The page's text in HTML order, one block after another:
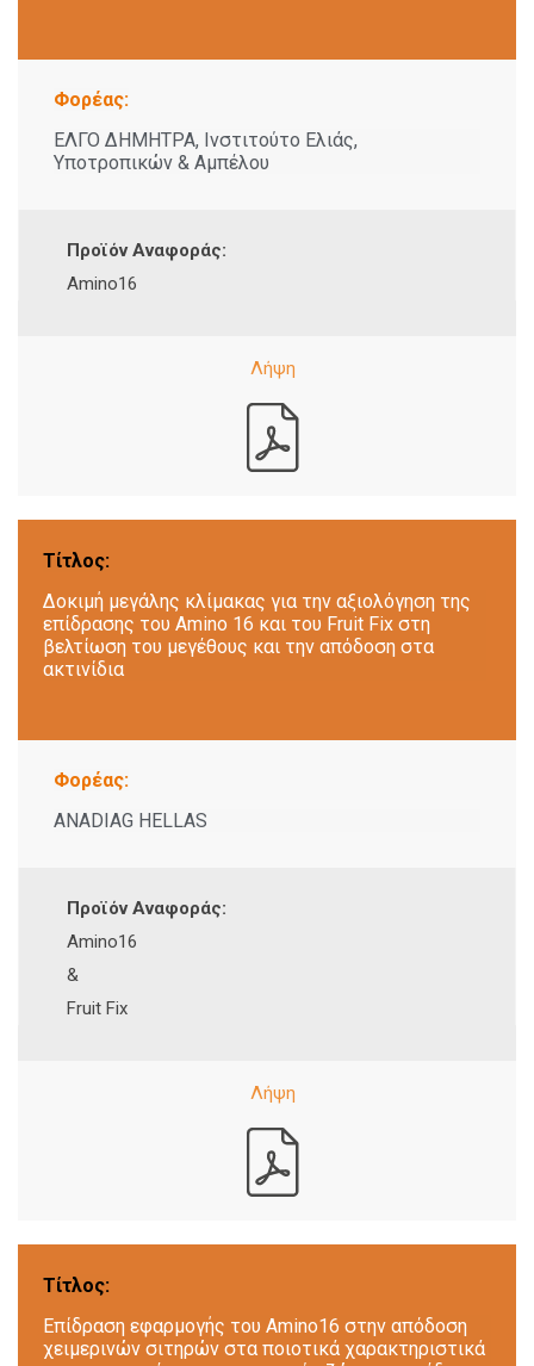
Φορέας:
ΕΛΓΟ ΔΗΜΗΤΡΑ, Ινστιτούτο Ελιάς,
Υποτροπικών & Αμπέλου
Προϊόν Αναφοράς:
Amino16
Τίτλος:
Δοκιμή μεγάλης κλίμακας για την αξιολόγηση της
επίδρασης του Amino 16 και του Fruit Fix στη
βελτίωση του μεγέθους και την απόδοση στα
ακτινίδια
Φορέας:
ANADIAG HELLAS
Προϊόν Αναφοράς:
Amino16
&
Fruit Fix
Τίτλος:
Επίδραση εφαρμογής του Amino16 στην απόδοση
χειμερινών σιτηρών στα ποιοτικά χαρακτηριστικά